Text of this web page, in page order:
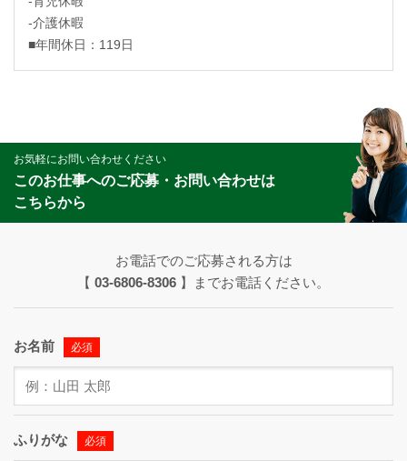
-介護休暇
■年間休日：119日
お気軽にお問い合わせください
このお仕事へのご応募・お問い合わせは
こちらから
お電話でのご応募される方は
【 03-6806-8306 】までお電話ください。
お名前 必須
ふりがな 必須